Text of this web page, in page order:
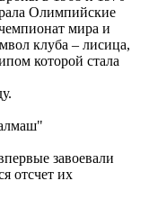
Олимпийские
мира и
клуба – лисица,
которой стала
завоевали
отсчет их